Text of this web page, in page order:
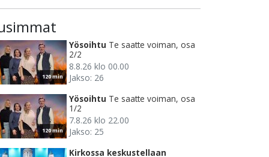
120 min
Yösoihtu Te saatte voiman, osa
2/2
8.8.26 klo 00.00
Jakso: 26
120 min
Yösoihtu Te saatte voiman, osa
1/2
7.8.26 klo 22.00
Jakso: 25
Kirkossa keskustellaan